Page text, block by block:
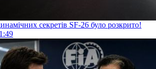
секретів SF-26 було розкрито!